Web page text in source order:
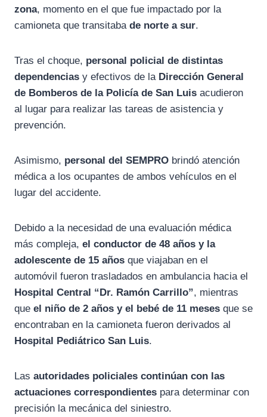
zona, momento en el que fue impactado por la
camioneta que transitaba de norte a sur.
Tras el choque, personal policial de distintas
dependencias y efectivos de la Dirección General
de Bomberos de la Policía de San Luis acudieron
al lugar para realizar las tareas de asistencia y
prevención.
Asimismo, personal del SEMPRO brindó atención
médica a los ocupantes de ambos vehículos en el
lugar del accidente.
Debido a la necesidad de una evaluación médica
más compleja, el conductor de 48 años y la
adolescente de 15 años que viajaban en el
automóvil fueron trasladados en ambulancia hacia el
Hospital Central “Dr. Ramón Carrillo”, mientras
que el niño de 2 años y el bebé de 11 meses que se
encontraban en la camioneta fueron derivados al
Hospital Pediátrico San Luis.
Las autoridades policiales continúan con las
actuaciones correspondientes para determinar con
precisión la mecánica del siniestro.